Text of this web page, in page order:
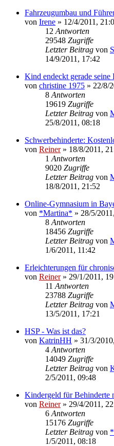
Fahrzeugumbau und
von Irene » 12/4/2011,
12 Antworten
29548 Zugriffe
Letzter Beitrag von
14/9/2011, 17:42
Kind endeckt gerade seine
von christine 1975 » 22/8/
8 Antworten
19619 Zugriffe
Letzter Beitrag von
25/8/2011, 08:18
Schwerbehinderte:
von Reiner» 18/8/2011,
1 Antworten
9020 Zugriffe
Letzter Beitrag von
18/8/2011, 21:52
Online-Gymnasium in
von *Martina* » 28/5/
8 Antworten
18456 Zugriffe
Letzter Beitrag von
1/6/2011, 11:42
Erleichterungen für
von Reiner» 29/1/2011,
11 Antworten
23788 Zugriffe
Letzter Beitrag von
13/5/2011, 17:21
HSP - Was ist das?
von KatrinHH » 31/3/
4 Antworten
14049 Zugriffe
Letzter Beitrag von
2/5/2011, 09:48
Kindergeld für Behinderte
von Reiner» 29/4/2011,
6 Antworten
15176 Zugriffe
Letzter Beitrag von
1/5/2011, 08:18